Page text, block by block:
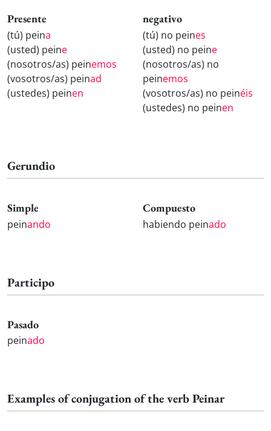
Presente
(tú) peina
(usted) peine
(nosotros/as) peinemos
(vosotros/as) peinad
(ustedes) peinen
negativo
(tú) no peines
(usted) no peine
(nosotros/as) no
peinemos
(vosotros/as) no peinéis
(ustedes) no peinen
Gerundio
Simple
peinando
Compuesto
habiendo peinado
Participo
Pasado
peinado
Examples of conjugation of the verb Peinar